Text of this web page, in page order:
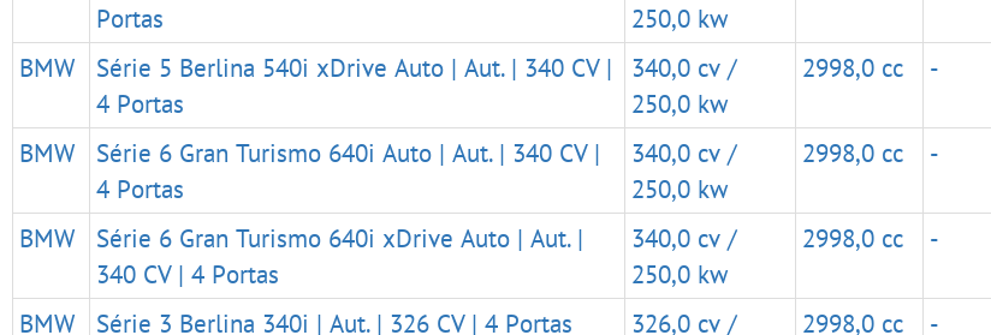
Portas
250,0 kw
BMW
Série 5 Berlina 540i xDrive Auto | Aut. | 340 CV |
4 Portas
340,0 cv /
250,0 kw
2998,0 cc -
BMW
Série 6 Gran Turismo 640i Auto | Aut. | 340 CV |
4 Portas
340,0 cv /
250,0 kw
2998,0 cc -
BMW
Série 6 Gran Turismo 640i xDrive Auto | Aut. |
340 CV | 4 Portas
340,0 cv /
250,0 kw
2998,0 cc -
BMW
Série 3 Berlina 340i | Aut. | 326 CV | 4 Portas
326,0 cv /
2998,0 cc -